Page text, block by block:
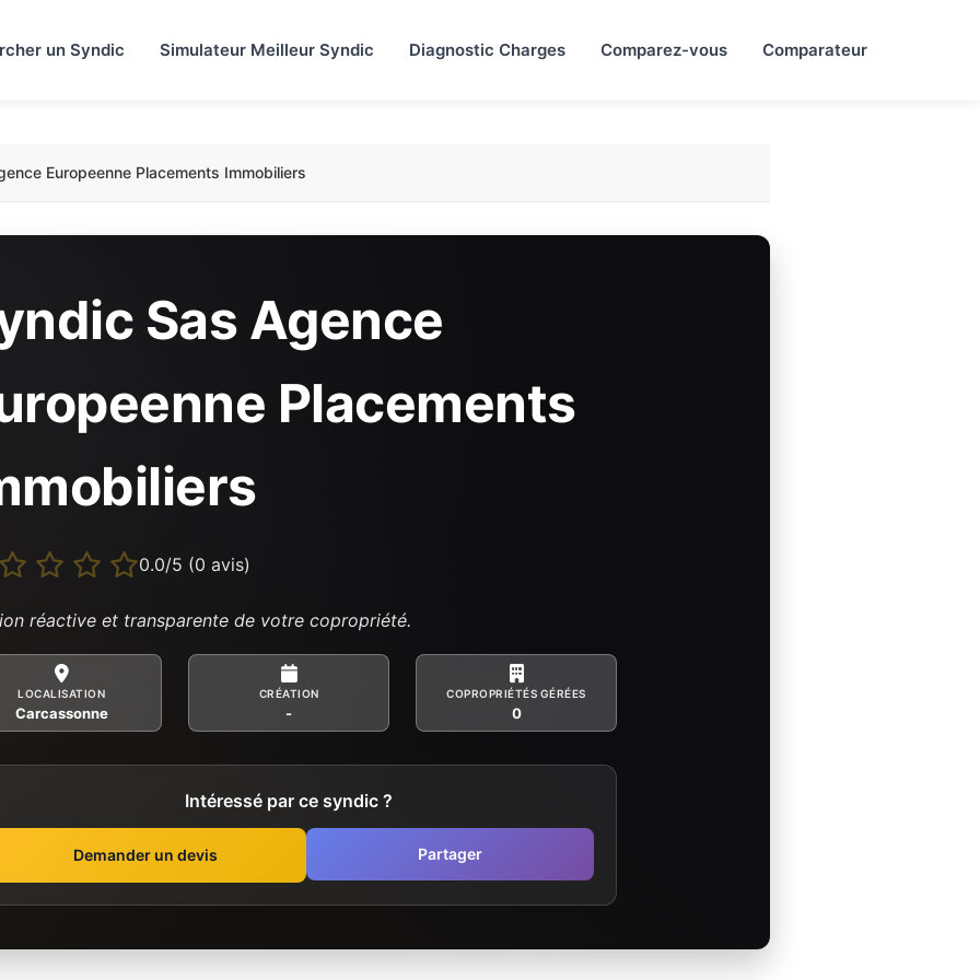
un Syndic Simulateur Meilleur Syndic Diagnostic Charges Comparez-vous Comparateur
Europeenne Placements Immobiliers
Sas Agence
Placements
0.0/5 (0 avis)
réactive et transparente de votre copropriété.
LOCALISATION
Carcassonne
CRÉATION
-
COPROPRIÉTÉS GÉRÉES
0
Intéressé par ce syndic ?
Demander un devis Partager